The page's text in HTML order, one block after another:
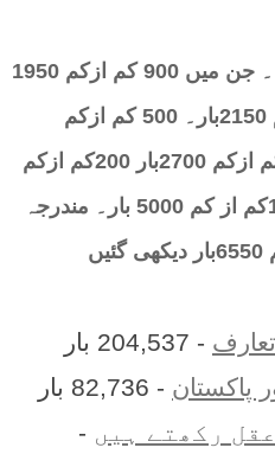
کل تحارير2485 ۔ جن میں 900 کم ازکم 1950
بار 700 کم ازکم 2150بار۔ 500 کم ازکم
2350بار۔ 300 کم ازکم 2700بار 200کم ازکم
3150بار ۔ 100کم از کم 5000 بار۔ مندرجہ
- 204,537 بار
- 82,736 بار
رکھتے ہیں
-